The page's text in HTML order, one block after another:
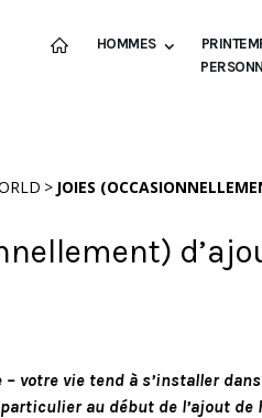
HOMMES
> JOIES
votre vie tend à s’installer
au début de l’ajout